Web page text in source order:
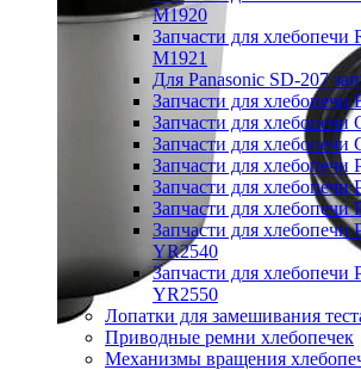
M1920
Запчасти для хлебопечи
M1921
Для Panasonic SD-207
Запчасти для хлебопечи
Запчасти для
Запчасти для
Запчасти для хлебопечи
Запчасти для хлебопечи
Запчасти для хлебопечи
Запчасти для хлебопечи
YR2540
Запчасти для хлебопечи
YR2550
Лопатки для замешивания
Приводные ремни хлебопечек
Механизмы вращения